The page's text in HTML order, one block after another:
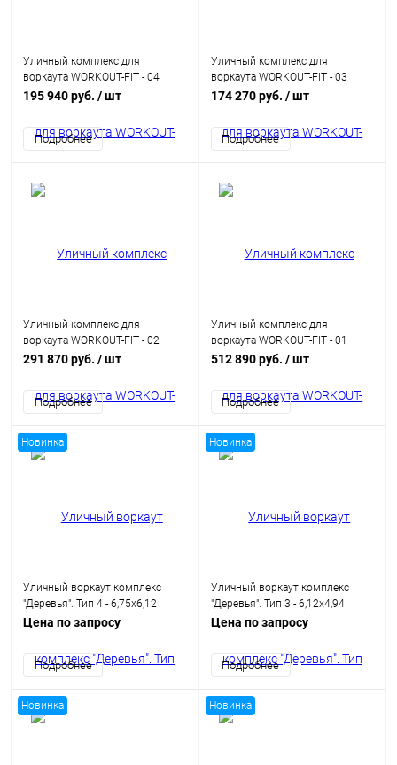
Уличный комплекс для
воркаута WORKOUT-FIT - 04
195 940 руб. / шт
Подробнее
Уличный комплекс для
воркаута WORKOUT-FIT - 03
174 270 руб. / шт
Подробнее
Уличный комплекс для
воркаута WORKOUT-FIT - 02
291 870 руб. / шт
Подробнее
Уличный комплекс для
воркаута WORKOUT-FIT - 01
512 890 руб. / шт
Подробнее
Новинка
Уличный воркаут комплекс
"Деревья". Тип 4 - 6,75х6,12
метров (41,3 кв.м.)
Цена по запросу
Подробнее
Новинка
Уличный воркаут комплекс
"Деревья". Тип 3 - 6,12х4,94
метров (30,23 кв.м.)
Цена по запросу
Подробнее
Новинка Новинка